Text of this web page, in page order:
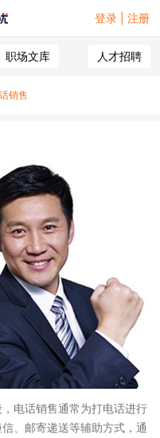
登录 | 注册
职场文库 人才招聘
销售
电话销售通常为打电话进行
、邮寄递送等辅助方式，通